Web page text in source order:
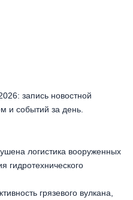
запись новостной
и событий за день.
логистика вооруженных
гидротехнического
грязевого вулкана,